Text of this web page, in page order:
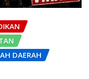
DAERAH